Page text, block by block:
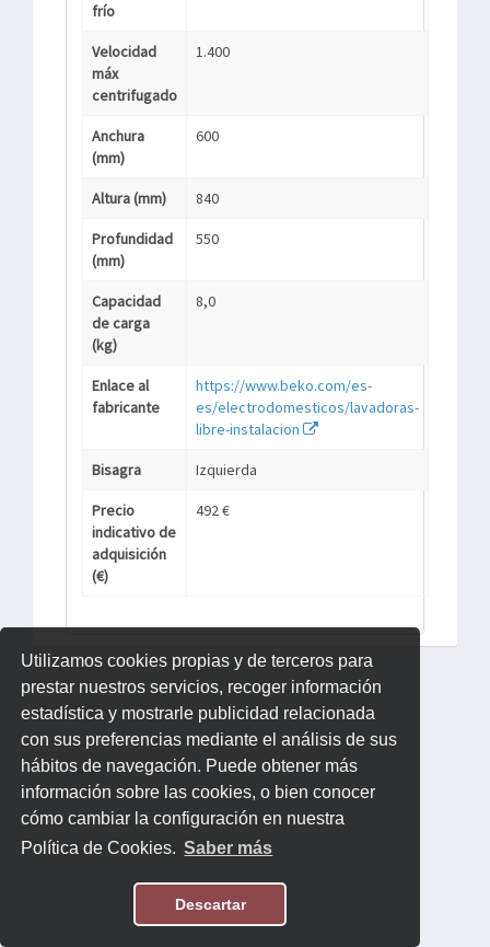
Utilizamos cookies propias y de terceros para
prestar nuestros servicios, recoger información
estadística y mostrarle publicidad relacionada
con sus preferencias mediante el análisis de sus
hábitos de navegación. Puede obtener más
información sobre las cookies, o bien conocer
cómo cambiar la configuración en nuestra
Política de Cookies. Saber más
Descartar
frío
Velocidad
máx
centrifugado
1.400
Anchura
(mm)
600
Altura (mm) 840
Profundidad
(mm)
550
Capacidad
de carga
(kg)
8,0
Enlace al
fabricante
https://www.beko.com/es-
es/electrodomesticos/lavadoras-
libre-instalacion
Bisagra Izquierda
Precio
indicativo de
adquisición
(€)
492 €